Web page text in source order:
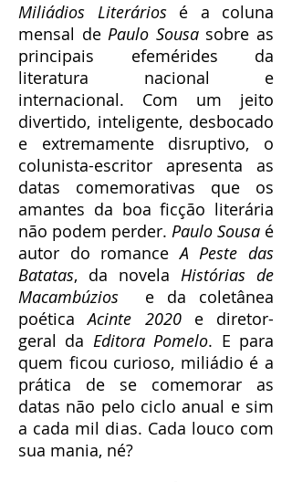
Miliádios Literáriosé a coluna
mensal dePaulo Sousasobre as
principais efemérides da
literatura nacional e
internacional. Com um jeito
divertido, inteligente, desbocado
e extremamente disruptivo, o
colunista-escritor apresenta as
datas comemorativas que os
amantes da boa ficção literária
não podem perder. Paulo Sousa é
autor do romanceA Peste das
Batatas, da novela Histórias de
Macambúzios e da coletânea
poéticaAcinte 2020e diretor-
geral da Editora Pomelo. E para
quem ficou curioso, miliádio é a
prática de se comemorar as
datas não pelo ciclo anual e sim
a cada mil dias. Cada louco com
sua mania, né?